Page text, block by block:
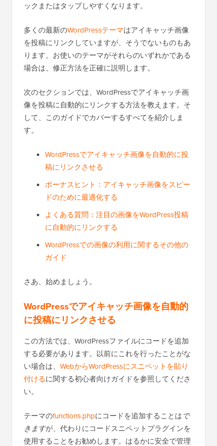
ックまたはタップしやすくなります。
多くの最新のWordPressテーマはアイキャッチ画像
を投稿にリンクしていますが、そうでないものもあ
ります。お使いのテーマがそれらのいずれかである
場合は、修正方法を正確に説明します。
次のセクションでは、WordPressでアイキャッチ画
像を投稿に自動的にリンクする方法を教えます。そ
して、このガイドでカバーするすべてを紹介しま
す。
WordPressでアイキャッチ画像を自動的に投
稿にリンクさせる
ボーナスヒント：アイキャッチ画像をスピー
ドのために最適化する
よくある質問：注目の画像をWordPress投稿
に自動的にリンクする
WordPressでの画像の利用に関するその他の
ガイド
さあ、始めましょう。
WordPressでアイキャッチ画像を自動的
に投稿にリンクさせる
この方法では、WordPressファイルにコードを追加
する必要があります。以前にこれを行ったことがな
い場合は、 WebからWordPressにスニペットを貼り
付けるに関する初心者向けガイドを参照してくださ
い。
テーマのfunctions.phpにコードを追加することはで
きますが、代わりにコードスニペットプラグインを
使用することをお勧めします。はるかに安全で管理